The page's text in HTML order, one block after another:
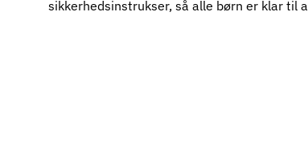
sikkerhedsinstrukser, så alle børn er klar til